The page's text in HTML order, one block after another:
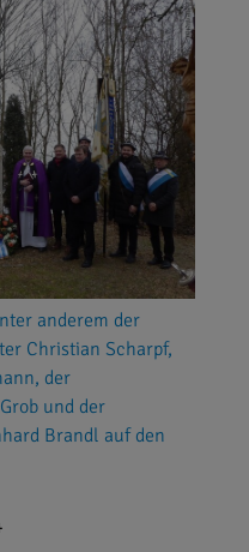
anderem der
Christian Scharpf,
der
und der
Brandl auf den